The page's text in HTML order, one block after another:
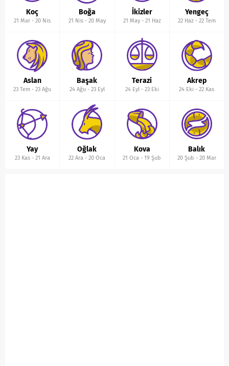
Koç
21 Mar -20 Nis
Boğa
21 Nis- 20 May
İkizler
21 May- 21 Haz
Yengeç
22 Haz- 22 Tem
Aslan
23 Tem -23 Ağu
Başak
24 Ağu- 23 Eyl
Terazi
24 Eyl- 23 Eki
Akrep
24 Eki -22 Kas
Yay
23 Kas- 21 Ara
Oğlak
22 Ara -20 Oca
Kova
21 Oca -19 Şub
Balık
20 Şub - 20 Mar